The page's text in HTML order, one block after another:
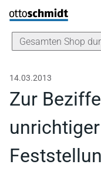
Direkt zum Inhalt
14.03.2013
Zur
unrichtiger